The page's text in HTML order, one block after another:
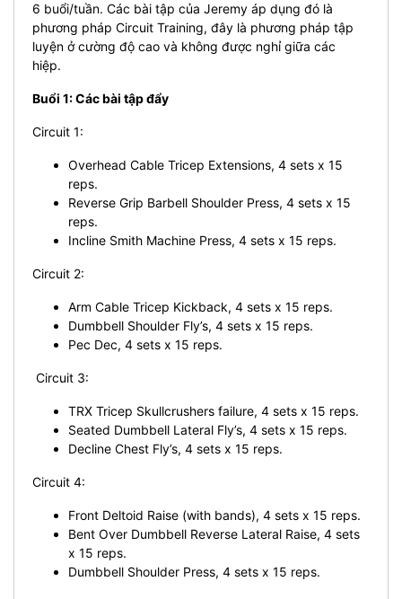
6 buổi/tuần. Các bài tập của Jeremy áp dụng đó là
phương pháp Circuit Training, đây là phương pháp tập
luyện ở cường độ cao và không được nghỉ giữa các
hiệp.
Buổi 1: Các bài tập đẩy
Circuit 1:
Overhead Cable Tricep Extensions, 4 sets x 15
reps.
Reverse Grip Barbell Shoulder Press, 4 sets x 15
reps.
Incline Smith Machine Press, 4 sets x 15 reps.
Circuit 2:
Arm Cable Tricep Kickback, 4 sets x 15 reps.
Dumbbell Shoulder Fly’s, 4 sets x 15 reps.
Pec Dec, 4 sets x 15 reps.
Circuit 3:
TRX Tricep Skullcrushers failure, 4 sets x 15 reps.
Seated Dumbbell Lateral Fly’s, 4 sets x 15 reps.
Decline Chest Fly’s, 4 sets x 15 reps.
Circuit 4:
Front Deltoid Raise (with bands), 4 sets x 15 reps.
Bent Over Dumbbell Reverse Lateral Raise, 4 sets
x 15 reps.
Dumbbell Shoulder Press, 4 sets x 15 reps.